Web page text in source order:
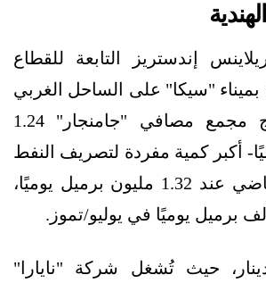
إندستريز التابعة للقطاع
بميناء "سيكا" على الساحل الغربي
للهند -حيث يُنتج مجمع مصافي "جامنجار" 1.24
أكبر كمية مفردة لتصريف النفط
الخام الشهر الماضي عند 1.32 مليون برميل يوميًا،
حيث تُشغل شركة "نايارا"